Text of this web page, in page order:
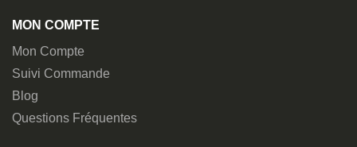
MON COMPTE
Mon Compte
Suivi Commande
Blog
Questions Fréquentes